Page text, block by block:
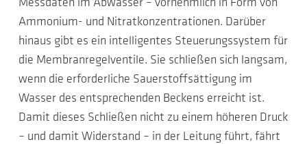
Messdaten im Abwasser – vornehmlich in Form von
Ammonium- und Nitratkonzentrationen. Darüber
hinaus gibt es ein intelligentes Steuerungssystem für
die Membranregelventile. Sie schließen sich langsam,
wenn die erforderliche Sauerstoffsättigung im
Wasser des entsprechenden Beckens erreicht ist.
Damit dieses Schließen nicht zu einem höheren Druck
– und damit Widerstand – in der Leitung führt, fährt